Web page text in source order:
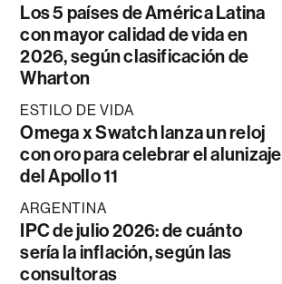
Los 5 países de América Latina
con mayor calidad de vida en
2026, según clasificación de
Wharton
ESTILO DE VIDA
Omega x Swatch lanza un reloj
con oro para celebrar el alunizaje
del Apollo 11
ARGENTINA
IPC de julio 2026: de cuánto
sería la inflación, según las
consultoras